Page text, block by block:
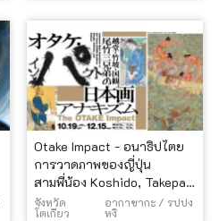
Otake Impact - อนาธิปไตย
การวาดภาพของญี่ปุ่น
สามพี่น้อง Koshido, Takepa,
Kunikan และ Otake -
จังหวัด
โตเกียว
อากาซากะ / รปปง
หงิ